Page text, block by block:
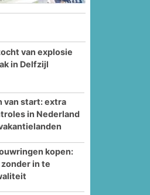
van explosie
in Delfzijl
van start: extra
in Nederland
kopen:
in te